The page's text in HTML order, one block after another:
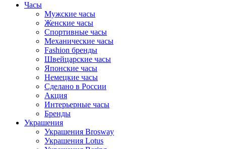
Часы
Мужские часы
Женские часы
Спортивные часы
Механические часы
Fashion бренды
Швейцарские часы
Японские часы
Немецкие часы
Сделано в России
Акция
Интерьерные часы
Бренды
Украшения
Украшения Brosway
Украшения Lotus